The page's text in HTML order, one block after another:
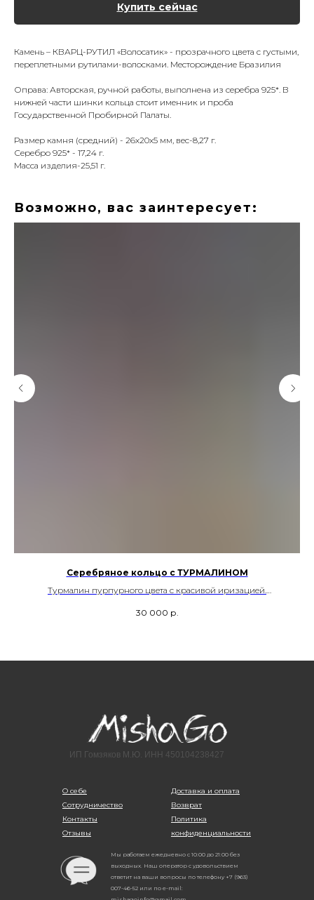
Купить сейчас
Камень – КВАРЦ-РУТИЛ «Волосатик» - прозрачного цвета с густыми,
переплетными рутилами-волосками. Месторождение Бразилия
Оправа: Авторская, ручной работы, выполнена из серебра 925*. В
нижней части шинки кольца стоит именник и проба
Государственной Пробирной Палаты.
Размер камня (средний) - 26х20х5 мм, вес-8,27 г.
Серебро 925* - 17,24 г.
Масса изделия-25,51 г.
Возможно, вас заинтересует:
Серебряное кольцо с ТУРМАЛИНОМ
Турмалин пурпурного цвета с красивой иризацией.
30 000 р.
О себе
Сотрудничество
Контакты
Отзывы
ИП Гомзяков М.Ю. ИНН 450104238427
Доставка и оплата
Возврат
Политика
конфиденциальности
Мы работаем ежедневно с 10:00 до 21:00 без
выходных. Наш оператор с удовольствием
ответит на ваши вопросы по телефону +7 (963)
007-46-52 или по e-mail: